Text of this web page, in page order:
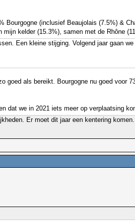
Bourgogne (inclusief Beaujolais (7.5%) &
kelder (15.3%), samen met de Rhône
Een kleine stijging. Volgend jaar gaan
als bereikt. Bourgogne nu goed voor
dat we in 2021 iets meer op verplaatsing
Er moet dit jaar een kentering komen.